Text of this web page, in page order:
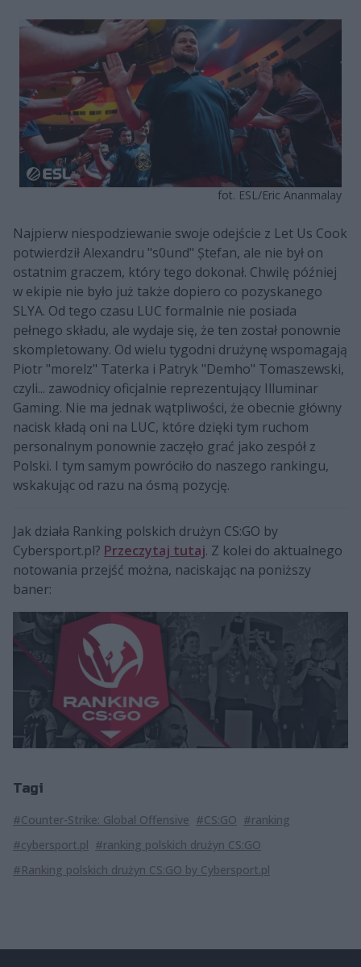
fot. ESL/Eric Ananmalay
Najpierw niespodziewanie swoje odejście z Let Us Cook
potwierdził Alexandru "s0und" Ștefan, ale nie był on
ostatnim graczem, który tego dokonał. Chwilę później
w ekipie nie było już także dopiero co pozyskanego
SLYA. Od tego czasu LUC formalnie nie posiada
pełnego składu, ale wydaje się, że ten został ponownie
skompletowany. Od wielu tygodni drużynę wspomagają
Piotr "morelz" Taterka i Patryk "Demho" Tomaszewski,
czyli... zawodnicy oficjalnie reprezentujący Illuminar
Gaming. Nie ma jednak wątpliwości, że obecnie główny
nacisk kładą oni na LUC, które dzięki tym ruchom
personalnym ponownie zaczęło grać jako zespół z
Polski. I tym samym powróciło do naszego rankingu,
wskakując od razu na ósmą pozycję.
Jak działa Ranking polskich drużyn CS:GO by
Cybersport.pl? Przeczytaj tutaj. Z kolei do aktualnego
notowania przejść można, naciskając na poniższy
baner:
Tagi
#Counter-Strike: Global Offensive #CS:GO #ranking
#cybersport.pl #ranking polskich drużyn CS:GO
#Ranking polskich drużyn CS:GO by Cybersport.pl